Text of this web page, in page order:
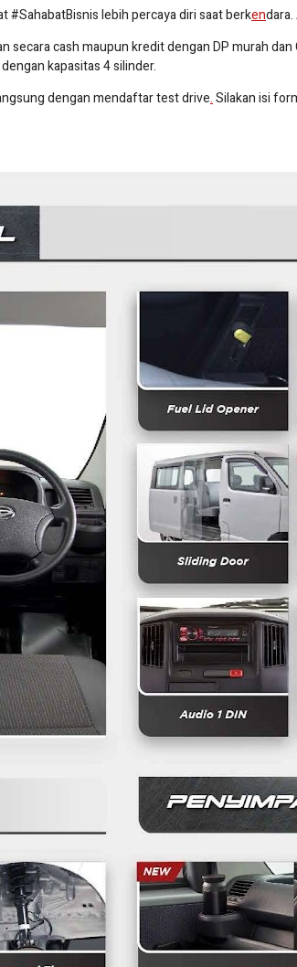
lebih percaya diri saat berken
cash maupun kredit dengan DP murah dan
kapasitas 4 silinder.
dengan mendaftar test drive.Silakan isi